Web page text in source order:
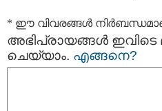
* ഈ വിവരങ്ങള്‍
അഭിപ്രായങ്ങള്‍ ഇവിടെ
ചെയ്യാം. എങ്ങനെ?